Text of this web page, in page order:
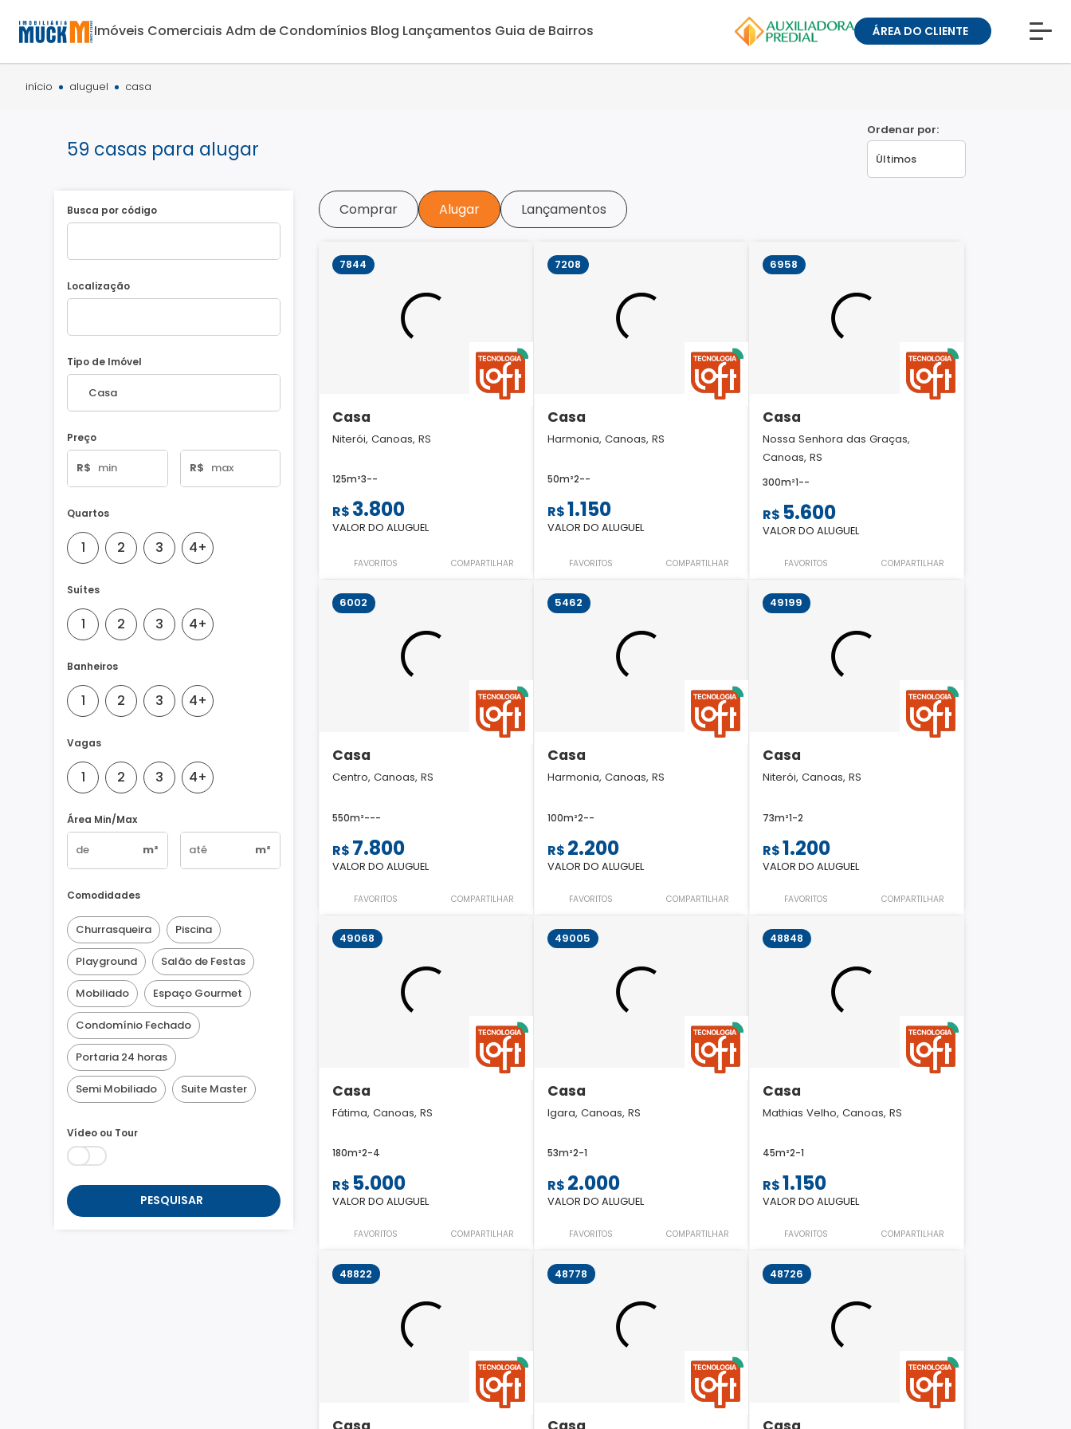
Imóveis Comerciais Adm de Condomínios Blog Lançamentos Guia de Bairros ÁREA DO CLIENTE
CONHEÇA A MUCK
BLOG
GUIA DE BAIRROS
ANUNCIE SEU IMÓVEL
início aluguel casa
59 casas para alugar
Ordenar por:
Busca por código
Localização
Tipo de Imóvel
Preço
R$ R$
Quartos
1 2 3 4+
Suítes
1 2 3 4+
Banheiros
1 2 3 4+
Vagas
1 2 3 4+
Área Min/Max
m² m²
Comodidades
Churrasqueira Piscina
Playground Salão de Festas
Mobiliado Espaço Gourmet
Condomínio Fechado
Portaria 24 horas
Semi Mobiliado Suite Master
Vídeo ou Tour
PESQUISAR
Comprar Alugar Lançamentos
7844
Casa
Niterói, Canoas, RS
125m²3--
R$ 3.800
VALOR DO ALUGUEL
FAVORITOS COMPARTILHAR
7208
Casa
Harmonia, Canoas, RS
50m²2--
R$1.150
VALOR DO ALUGUEL
FAVORITOS COMPARTILHAR
6958
Casa
Nossa Senhora das Graças,
Canoas, RS
300m²1--
R$ 5.600
VALOR DO ALUGUEL
FAVORITOS COMPARTILHAR
6002
Casa
Centro, Canoas, RS
550m²---
R$ 7.800
VALOR DO ALUGUEL
FAVORITOS COMPARTILHAR
5462
Casa
Harmonia, Canoas, RS
100m²2--
R$ 2.200
VALOR DO ALUGUEL
FAVORITOS COMPARTILHAR
49199
Casa
Niterói, Canoas, RS
73m²1-2
R$1.200
VALOR DO ALUGUEL
FAVORITOS COMPARTILHAR
49068
Casa
Fátima, Canoas, RS
180m²2-4
R$ 5.000
VALOR DO ALUGUEL
FAVORITOS COMPARTILHAR
49005
Casa
Igara, Canoas, RS
53m²2-1
R$ 2.000
VALOR DO ALUGUEL
FAVORITOS COMPARTILHAR
48848
Casa
Mathias Velho, Canoas, RS
45m²2-1
R$1.150
VALOR DO ALUGUEL
FAVORITOS COMPARTILHAR
48822 48778 48726